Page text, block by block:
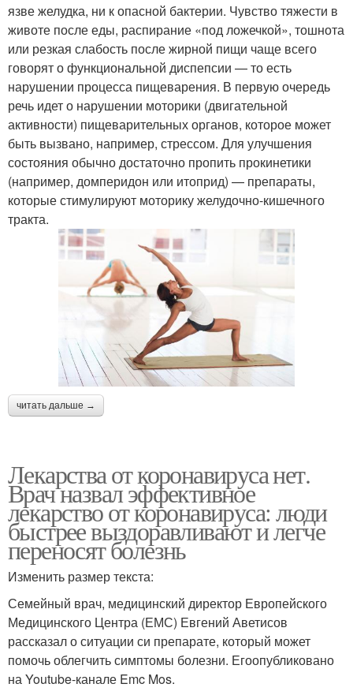
язве желудка, ни к опасной бактерии. Чувство тяжести в
животе после еды, распирание «под ложечкой», тошнота
или резкая слабость после жирной пищи чаще всего
говорят о функциональной диспепсии — то есть
нарушении процесса пищеварения. В первую очередь
речь идет о нарушении моторики (двигательной
активности) пищеварительных органов, которое может
быть вызвано, например, стрессом. Для улучшения
состояния обычно достаточно пропить прокинетики
(например, домперидон или итоприд) — препараты,
которые стимулируют моторику желудочно-кишечного
тракта.
читать дальше →
Лекарства от коронавируса нет.
Врач назвал эффективное
лекарство от коронавируса: люди
быстрее выздоравливают и легче
переносят болезнь
Изменить размер текста:
Семейный врач, медицинский директор Европейского
Медицинского Центра (ЕМС) Евгений Аветисов
рассказал о ситуации си препарате, который может
помочь облегчить симптомы болезни. Егоопубликовано
на Youtube-канале Emc Mos.